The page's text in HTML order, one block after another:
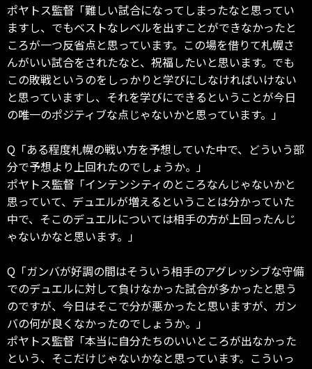
ポヤトス監督「難しい試合になってしまったなと思ってい
ますし、でもベストなレベルを出すことができなかったと
ころが一つ反省点と思っています。この場を借りて札幌さ
んがいい試合をされたなと、祝福したいと思います。でも
この敗戦というのをしっかりと学びにしなければいけない
と思っていますし、それを学びにできるということが今日
の唯一のポジティブな点じゃないかと思っています。」
Q「ある程度札幌の戦い方を予想していた中で、どういう部
分で予想より上回れたのでしょうか。」
ポヤトス監督「インテンシティのところなんじゃないかと
思っていて、デュエルが増えるということは分かっていた
中で、そこのデュエルについては相手の方が上回ったんじ
ゃないかなと思います。」
Q「ガンバが好調の間はそういう相手のアグレッシブな守備
でのデュエルに対して負けなかった試合が多かったと思う
のですが、今日はそこで分が悪かったと思いますが、ガン
バの何が良くなかったのでしょうか。」
ポヤトス監督「本当に自分たちのいいところが出なかった
という、そこだけじゃないかなと思っています。こういっ